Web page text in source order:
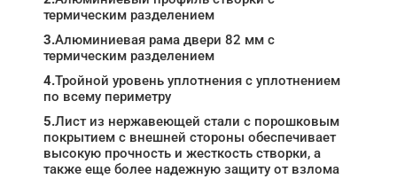
термическим разделением
3.Алюминиевая рама двери 82 мм с
термическим разделением
4.Тройной уровень уплотнения с уплотнением
по всему периметру
5.Лист из нержавеющей стали с порошковым
покрытием с внешней стороны обеспечивает
высокую прочность и жесткость створки, а
также еще более надежную защиту от взлома